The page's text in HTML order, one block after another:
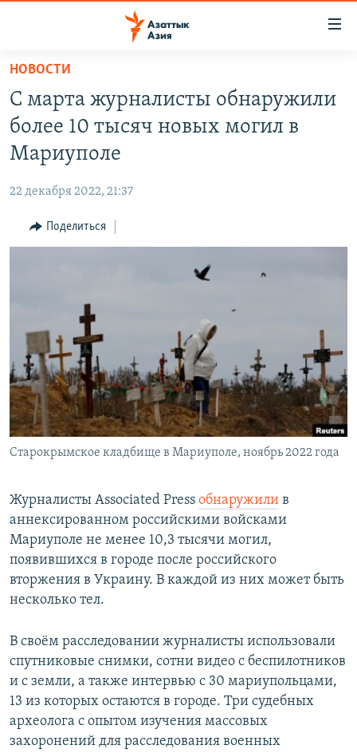
Вернуться
основному
содержанию
Вернутся
главной
навигации
Вернутся
КАЗАХСТАН
ТАДЖИКИСТАН
НОВОСТИ
ВОЙНА В УКРАИНЕ
ҚАЗАҚША
КЫРГЫЗЧА
TÜRKMENÇE
НОВОСТИ
С марта журналисты обнаружили
более 10 тысяч новых могил в
Мариуполе
22 декабря 2022, 21:37
Поделиться
Старокрымское кладбище в Мариуполе, ноябрь 2022 года
Журналисты Associated Press обнаружили в
аннексированном российскими войсками
Мариуполе не менее 10,3 тысячи могил,
появившихся в городе после российского
вторжения в Украину. В каждой из них может быть
несколько тел.
В своём расследовании журналисты использовали
спутниковые снимки, сотни видео с беспилотников
и с земли, а также интервью с 30 мариупольцами,
13 из которых остаются в городе. Три судебных
археолога с опытом изучения массовых
захоронений для расследования военных